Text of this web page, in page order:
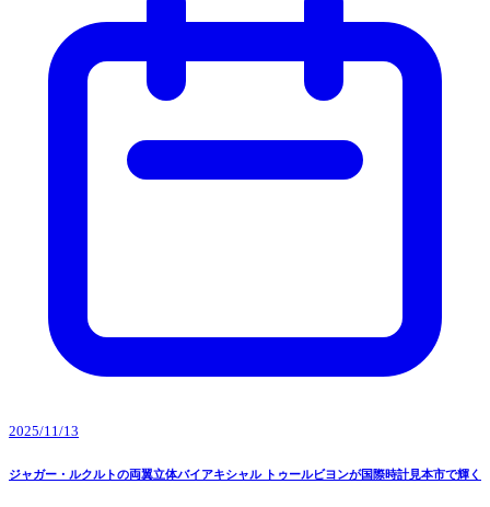
2025/11/13
ジャガー・ルクルトの両翼立体バイアキシャル トゥールビヨンが国際時計見本市で輝く